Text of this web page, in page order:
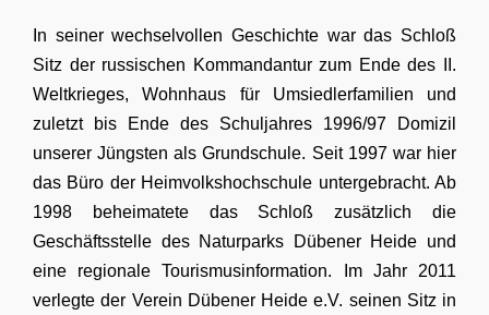
In seiner wechselvollen Geschichte war das Schloß
Sitz der russischen Kommandantur zum Ende des II.
Weltkrieges, Wohnhaus für Umsiedlerfamilien und
zuletzt bis Ende des Schuljahres 1996/97 Domizil
unserer Jüngsten als Grundschule. Seit 1997 war hier
das Büro der Heimvolkshochschule untergebracht. Ab
1998 beheimatete das Schloß zusätzlich die
Geschäftsstelle des Naturparks Dübener Heide und
eine regionale Tourismusinformation. Im Jahr 2011
verlegte der Verein Dübener Heide e.V. seinen Sitz in